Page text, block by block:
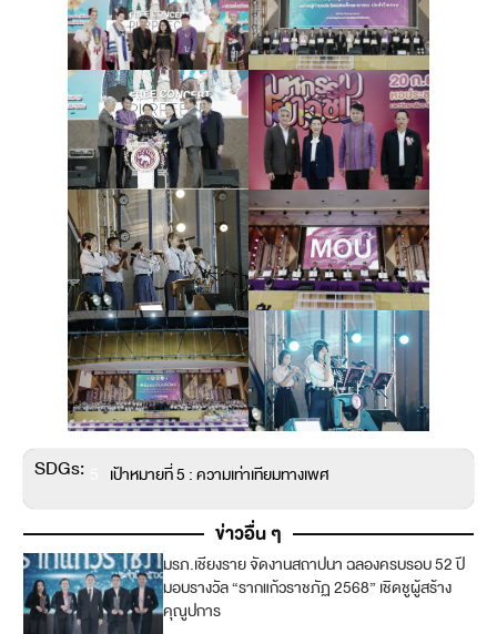
SDGs: เป้าหมายที่ 5 : ความเท่าเทียมทางเพศ
ข่าวอื่น ๆ
มรภ.เชียงราย จัดงานสถาปนา ฉลองครบรอบ 52 ปี
มอบรางวัล “รากแก้วราชภัฏ 2568” เชิดชูผู้สร้าง
คุณูปการ